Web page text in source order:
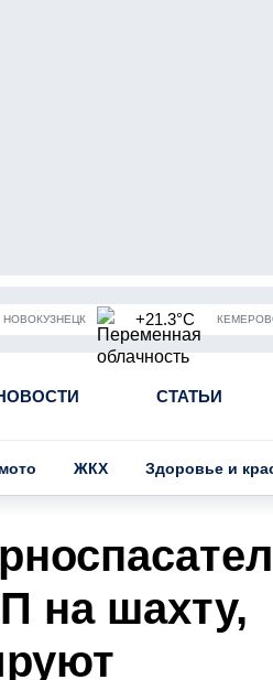
НОВОКУЗНЕЦК +21.3°C
СТАТЬИ
Частичная
ЖКХ Здоровье и
на шахту,